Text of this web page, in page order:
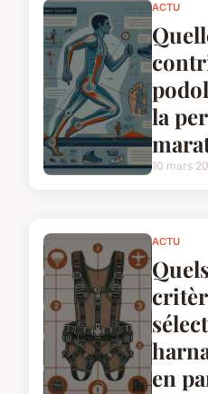
ACTU
la
10 mars
ACTU
en